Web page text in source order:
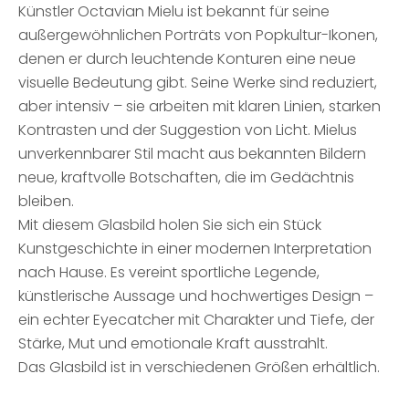
Künstler Octavian Mielu ist bekannt für seine
außergewöhnlichen Porträts von Popkultur-Ikonen,
denen er durch leuchtende Konturen eine neue
visuelle Bedeutung gibt. Seine Werke sind reduziert,
aber intensiv – sie arbeiten mit klaren Linien, starken
Kontrasten und der Suggestion von Licht. Mielus
unverkennbarer Stil macht aus bekannten Bildern
neue, kraftvolle Botschaften, die im Gedächtnis
bleiben.
Mit diesem Glasbild holen Sie sich ein Stück
Kunstgeschichte in einer modernen Interpretation
nach Hause. Es vereint sportliche Legende,
künstlerische Aussage und hochwertiges Design –
ein echter Eyecatcher mit Charakter und Tiefe, der
Stärke, Mut und emotionale Kraft ausstrahlt.
Das Glasbild ist in verschiedenen Größen erhältlich.